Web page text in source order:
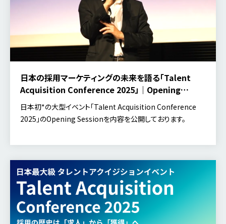
日本の採用マーケティングの未来を語る「Talent
Acquisition Conference 2025」｜Opening
Session【イベントレポート】
日本初*の大型イベント「Talent Acquisition Conference
2025」のOpening Sessionを内容を公開しております。